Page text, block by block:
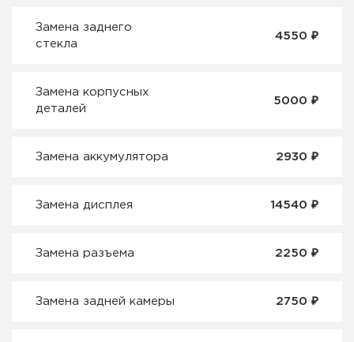
Замена заднего
стекла
4550 ₽
Замена корпусных
деталей
5000 ₽
Замена аккумулятора 2930 ₽
Замена дисплея 14540 ₽
Замена разъема 2250 ₽
Замена задней камеры 2750 ₽